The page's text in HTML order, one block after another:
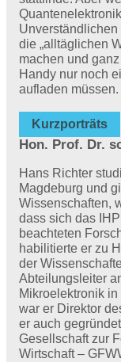
die „alltäglichen
machen und
Handy nur noch
aufladen müssen.
Kurzporträts
Hon. Prof. Dr.
Hans Richter
Magdeburg und
Wissenschaften,
dass sich das
beachteten
habilitierte er zu
der
Abteilungsleiter
Mikroelektronik
war er Direktor
er auch
Gesellschaft zur
Wirtschaft –